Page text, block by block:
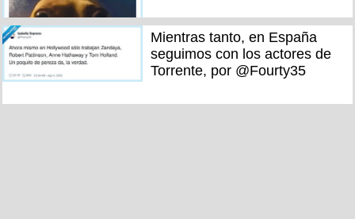
Mientras tanto, en España
seguimos con los actores de
Torrente, por @Fourty35